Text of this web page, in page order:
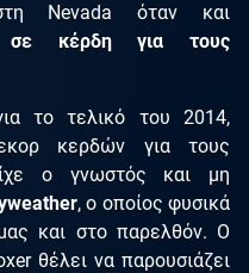
Nevada όταν και
σε κέρδη για τους
το τελικό του 2014,
κερδών για τους
ο γνωστός και μη
, ο οποίος φυσικά
και στο παρελθόν. Ο
θέλει να παρουσιάζει